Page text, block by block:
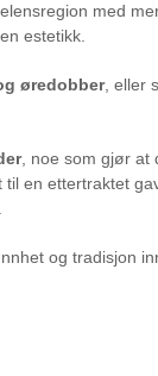
med
estetikk.
øredobber, eller
, noe som gjør at
en ettertraktet
og tradisjon